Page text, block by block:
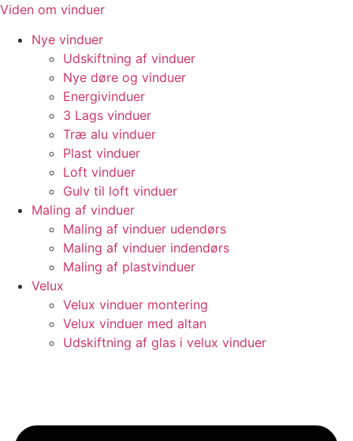
Videre
indhold
Viden om vinduer
Nye vinduer
Udskiftning af vinduer
Nye døre og vinduer
Energivinduer
3 Lags vinduer
Træ alu vinduer
Plast vinduer
Loft vinduer
Gulv til loft vinduer
Maling af vinduer
Maling af vinduer udendørs
Maling af vinduer indendørs
Maling af plastvinduer
Velux
Velux vinduer montering
Velux vinduer med altan
Udskiftning af glas i velux vinduer